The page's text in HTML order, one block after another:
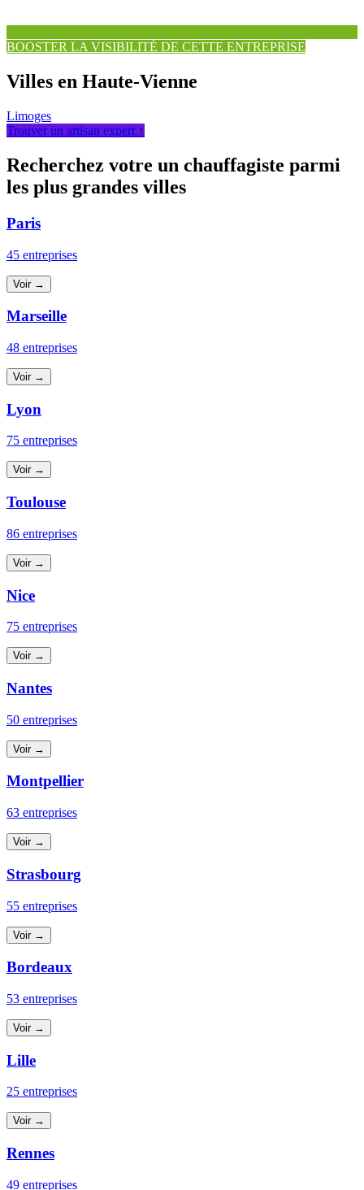
BOOSTER LA VISIBILITÉ DE CETTE ENTREPRISE
Villes en Haute-Vienne
Limoges
Trouver un artisan expert ↑
Recherchez votre un chauffagiste parmi
les plus grandes villes
Paris
45 entreprises
Voir →
Marseille
48 entreprises
Voir →
Lyon
75 entreprises
Voir →
Toulouse
86 entreprises
Voir →
Nice
75 entreprises
Voir →
Nantes
50 entreprises
Voir →
Montpellier
63 entreprises
Voir →
Strasbourg
55 entreprises
Voir →
Bordeaux
53 entreprises
Voir →
Lille
25 entreprises
Voir →
Rennes
49 entreprises